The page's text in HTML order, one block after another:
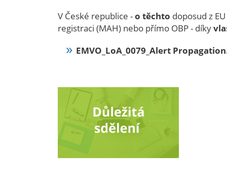
V České republice -o těchto doposud z
registraci (MAH) nebo přímo OBP - díky
EMVO_LoA_0079_Alert